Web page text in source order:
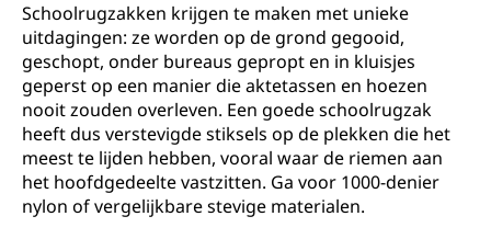
Schoolrugzakken krijgen te maken met unieke
uitdagingen: ze worden op de grond gegooid,
geschopt, onder bureaus gepropt en in kluisjes
geperst op een manier die aktetassen en hoezen
nooit zouden overleven. Een goede schoolrugzak
heeft dus verstevigde stiksels op de plekken die het
meest te lijden hebben, vooral waar de riemen aan
het hoofdgedeelte vastzitten. Ga voor 1000-denier
nylon of vergelijkbare stevige materialen.